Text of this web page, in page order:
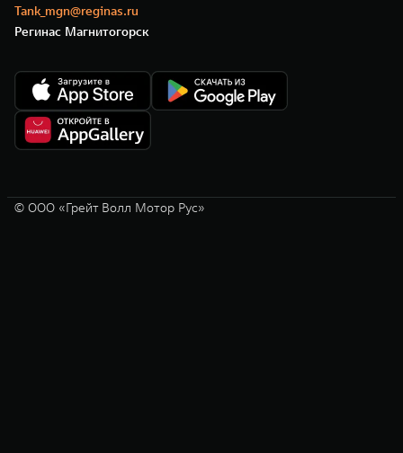
Tank_mgn@reginas.ru
Регинас Магнитогорск
© ООО «Грейт Волл Мотор Рус»